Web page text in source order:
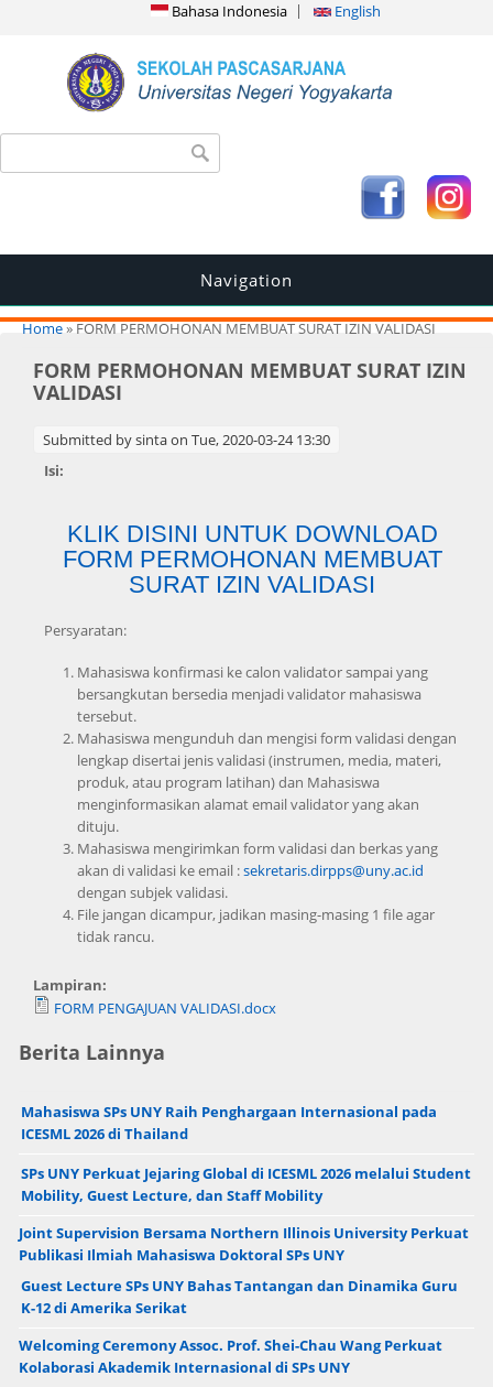
Bahasa Indonesia English
Search form
Navigation
You are here
Home» FORM PERMOHONAN MEMBUAT SURAT IZIN VALIDASI
FORM PERMOHONAN MEMBUAT SURAT IZIN
VALIDASI
Submitted bysintaon Tue, 2020-03-24 13:30
Isi:
KLIK DISINI UNTUK DOWNLOAD
FORM PERMOHONAN MEMBUAT
SURAT IZIN VALIDASI
Persyaratan:
Mahasiswa konfirmasi ke calon validator sampai yang
bersangkutan bersedia menjadi validator mahasiswa
tersebut.
Mahasiswa mengunduh dan mengisi form validasi dengan
lengkap disertai jenis validasi (instrumen, media, materi,
produk, atau program latihan) dan Mahasiswa
menginformasikan alamat email validator yang akan
dituju.
Mahasiswa mengirimkan form validasi dan berkas yang
akan di validasi ke email :sekretaris.dirpps@uny.ac.id
dengan subjek validasi.
File jangan dicampur, jadikan masing-masing 1 file agar
tidak rancu.
Lampiran:
FORM PENGAJUAN VALIDASI.docx
Berita Lainnya
Mahasiswa SPs UNY Raih Penghargaan Internasional pada
ICESML 2026 di Thailand
SPs UNY Perkuat Jejaring Global di ICESML 2026 melalui Student
Mobility, Guest Lecture, dan Staff Mobility
Joint Supervision Bersama Northern Illinois University Perkuat
Publikasi Ilmiah Mahasiswa Doktoral SPs UNY
Guest Lecture SPs UNY Bahas Tantangan dan Dinamika Guru
K-12 di Amerika Serikat
Welcoming Ceremony Assoc. Prof. Shei-Chau Wang Perkuat
Kolaborasi Akademik Internasional di SPs UNY